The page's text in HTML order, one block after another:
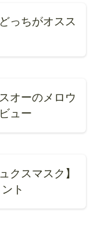
っちがオスス
オーのメロウ
ュー
クスマスク】
ト